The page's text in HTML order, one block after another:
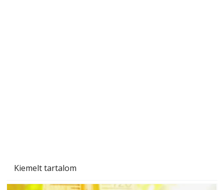
Kiemelt tartalom